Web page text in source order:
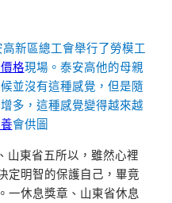
高新區總工會舉行了勞模工
格現場。泰安高他的母親
並沒有這種感覺，但是隨
多，這種感覺變得越來越
會供圖
山東省五所以，雖然心裡
定明智的保護自己，畢竟
一休息獎章、山東省休息